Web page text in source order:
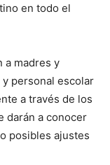
en todo el
a madres y
personal escolar
a través de los
darán a conocer
posibles ajustes